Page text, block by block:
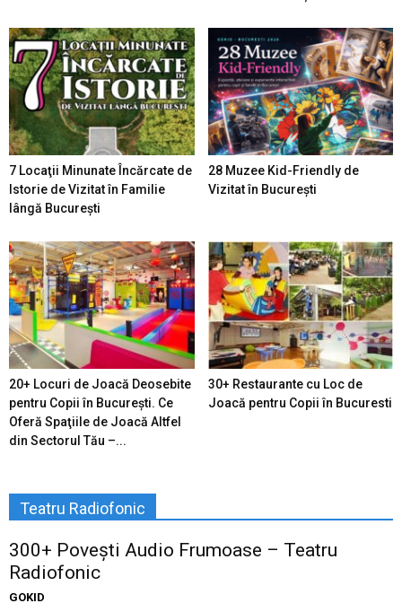
7 Locaţii Minunate Încărcate de
Istorie de Vizitat în Familie
lângă București
28 Muzee Kid-Friendly de
Vizitat în București
20+ Locuri de Joacă Deosebite
pentru Copii în Bucureşti. Ce
Oferă Spaţiile de Joacă Altfel
din Sectorul Tău –...
30+ Restaurante cu Loc de
Joacă pentru Copii în Bucuresti
Teatru Radiofonic
300+ Povești Audio Frumoase – Teatru
Radiofonic
GOKID